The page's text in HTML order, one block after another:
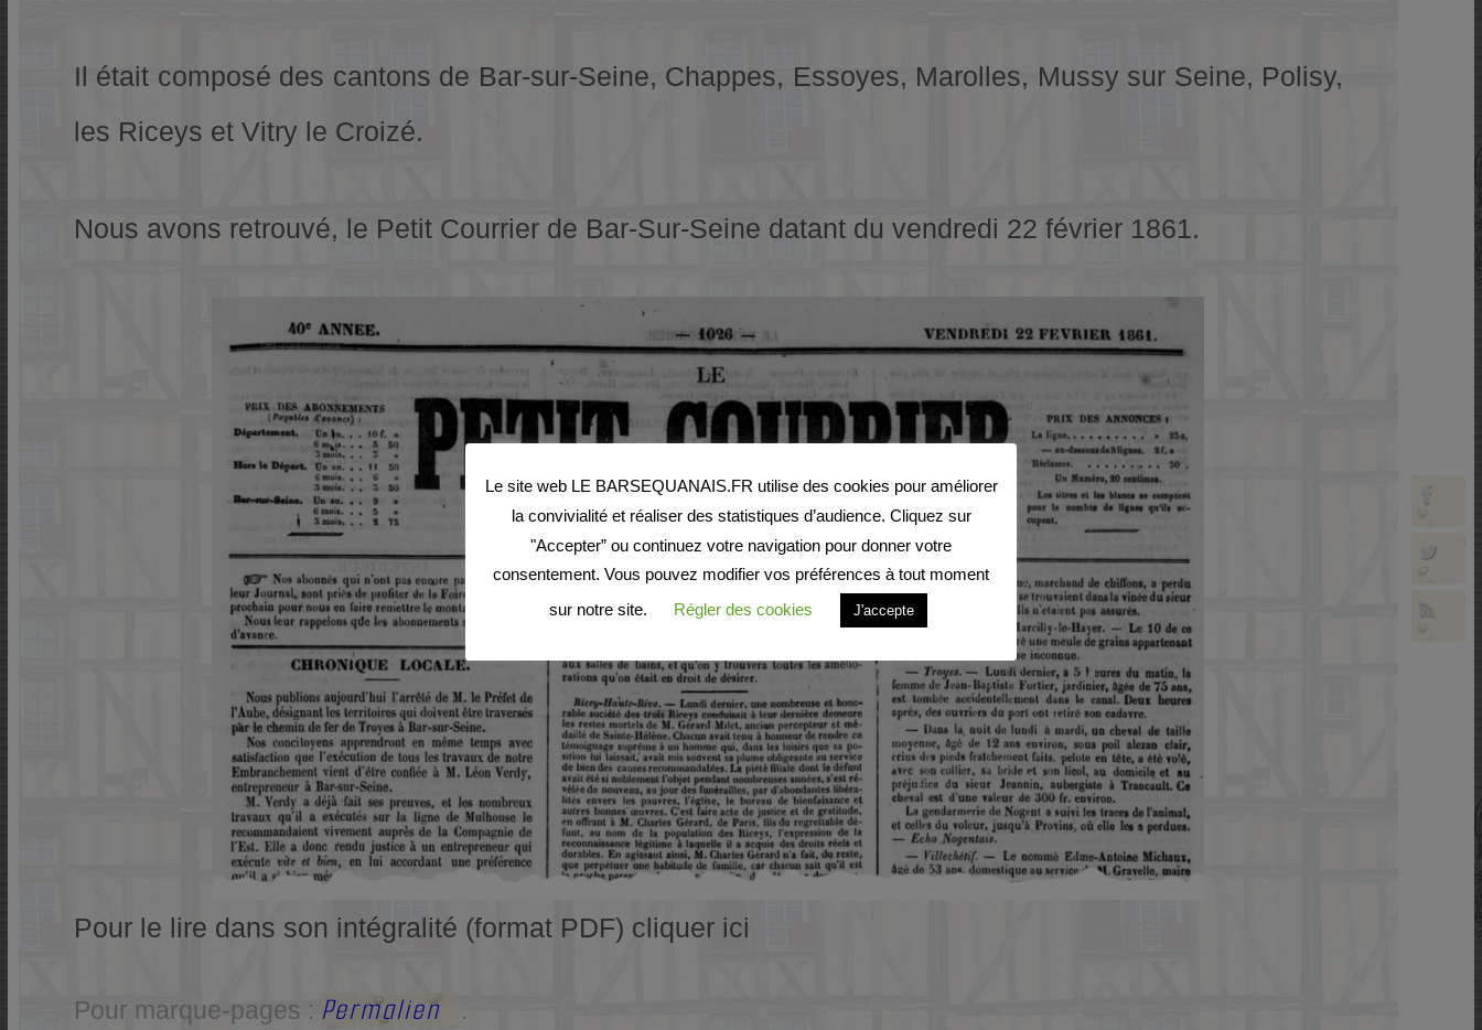
Il était composé des cantons de Bar-sur-Seine, Chappes, Essoyes, Marolles, Mussy sur Seine, Polisy,
les Riceys et Vitry le Croizé.
Nous avons retrouvé, le Petit Courrier de Bar-Sur-Seine datant du vendredi 22 février 1861.
Pour le lire dans son intégralité (format PDF) cliquer ici
Pour marque-pages : Permalien .
Le site web LE BARSEQUANAIS.FR utilise des cookies pour améliorer
la convivialité et réaliser des statistiques d’audience. Cliquez sur
"Accepter” ou continuez votre navigation pour donner votre
consentement. Vous pouvez modifier vos préférences à tout moment
sur notre site.
Régler des cookies J'accepte